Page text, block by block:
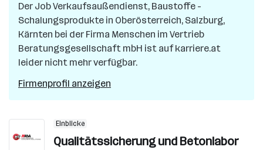
in
Oberösterreich
Der JobVerkaufsaußendienst, Baustoffe -
Schalungsprodukte in Oberösterreich, Salzburg,
Kärnten bei der Firma Menschen im Vertrieb
Beratungsgesellschaft mbH ist auf karriere.at
leider nicht mehr verfügbar.
Firmenprofil anzeigen
Einblicke
Qualitätssicherung und Betonlabor